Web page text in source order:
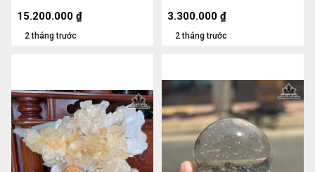
2 tháng trước
15.200.000 ₫
2 tháng trước
3.300.000 ₫